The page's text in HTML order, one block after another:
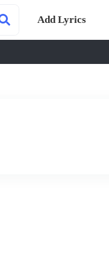
Add Lyrics